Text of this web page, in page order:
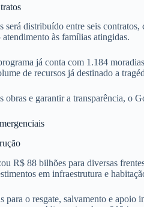
distribuído entre seis
às famílias atingidas.
já conta com 1.184
de recursos já destinado a
obras e garantir a transparência, o
R$ 88 bilhões para diversas
em infraestrutura e
para o resgate, salvamento e